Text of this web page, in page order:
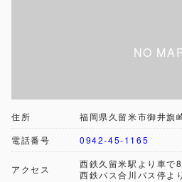
住所
福岡県久留米市御井旗
電話番号
0942-45-1165
アクセス
西鉄久留米駅より車
西鉄バス合川バス停よ